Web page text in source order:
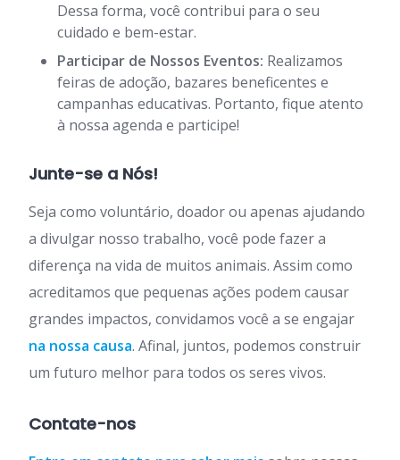
Dessa forma, você contribui para o seu
cuidado e bem-estar.
Participar de Nossos Eventos: Realizamos
feiras de adoção, bazares beneficentes e
campanhas educativas. Portanto, fique atento
à nossa agenda e participe!
Junte-se a Nós!
Seja como voluntário, doador ou apenas ajudando
a divulgar nosso trabalho, você pode fazer a
diferença na vida de muitos animais. Assim como
acreditamos que pequenas ações podem causar
grandes impactos, convidamos você a se engajar
na nossa causa. Afinal, juntos, podemos construir
um futuro melhor para todos os seres vivos.
Contate-nos